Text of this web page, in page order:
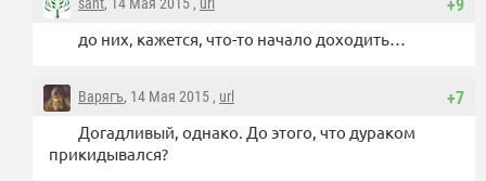
+9
sant, 14 Мая 2015 , url
до них, кажется, что-то начало доходить…
+7
Варягъ, 14 Мая 2015 , url
Догадливый, однако. До этого, что дураком
прикидывался?